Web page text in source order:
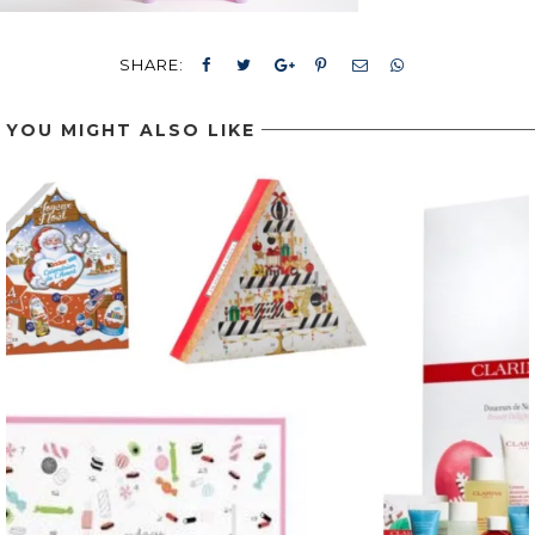
SHARE:
YOU MIGHT ALSO LIKE